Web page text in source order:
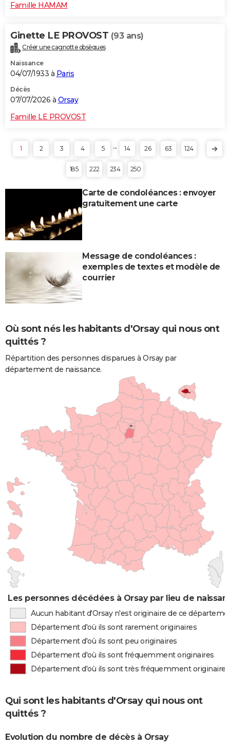
Famille HAMAM
Ginette LE PROVOST (93 ans)
Créer une cagnotte obsèques
Naissance
04/07/1933 à Paris
Décès
07/07/2026 à Orsay
Famille LE PROVOST
1 2 3 4 5 ... 14 26 63 124
185 222 234 250
Carte de condoléances : envoyer
gratuitement une carte
Message de condoléances :
exemples de textes et modèle de
courrier
Où sont nés les habitants d'Orsay qui nous ont
quittés ?
Répartition des personnes disparues à Orsay par
département de naissance.
Les personnes décédées à Orsay par lieu de
Aucun habitant d'Orsay n'est originaire de ce
Département d'où ils sont rarement originaires
Département d'où ils sont peu originaires
Département d'où ils sont fréquemment originaires
Département d'où ils sont très fréquemment originaires
Qui sont les habitants d'Orsay qui nous ont
quittés ?
Evolution du nombre de décès à Orsay